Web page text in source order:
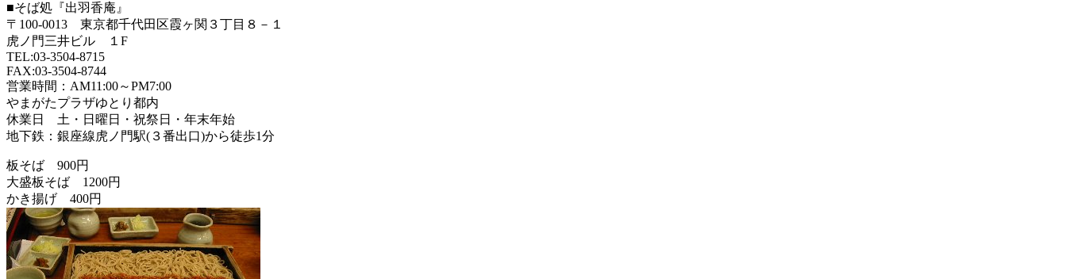
■そば処『出羽香庵』
〒100-0013 東京都千代田区霞ヶ関３丁目８－１
虎ノ門三井ビル １F
TEL:03-3504-8715
FAX:03-3504-8744
営業時間：AM11:00～PM7:00
やまがたプラザゆとり都内
休業日 土・日曜日・祝祭日・年末年始
地下鉄：銀座線虎ノ門駅(３番出口)から徒歩1分
板そば 900円
大盛板そば 1200円
かき揚げ 400円